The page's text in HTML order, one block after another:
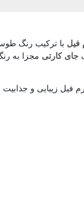
فیل با ترکیب رنگ
جای کارتی مجزا به
فیل زیبایی و جذابیت